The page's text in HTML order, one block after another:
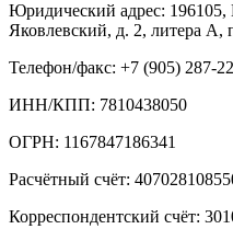
Юридический адрес: 196105,
Яковлевский, д. 2, литера
Телефон/факс: +7 (905) 287-
ИНН/КПП: 7810438050
ОГРН: 1167847186341
Расчётный счёт:
Корреспондентский счёт: